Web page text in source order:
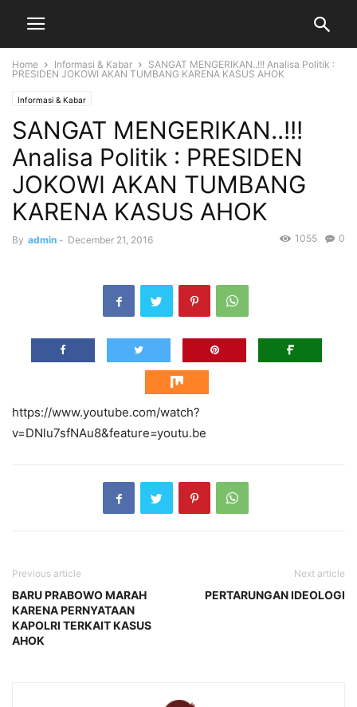
Home Informasi & Kabar
SANGAT MENGERIKAN..!!! Analisa Politik :
PRESIDEN JOKOWI AKAN TUMBANG KARENA KASUS AHOK
Informasi & Kabar
SANGAT MENGERIKAN..!!!
Analisa Politik : PRESIDEN
JOKOWI AKAN TUMBANG
KARENA KASUS AHOK
By admin - December 21, 2016 0
1055
https://www.youtube.com/watch?
v=DNlu7sfNAu8&feature=youtu.be
Previous article
BARU PRABOWO MARAH
KARENA PERNYATAAN
KAPOLRI TERKAIT KASUS
AHOK
Next article
PERTARUNGAN IDEOLOGI